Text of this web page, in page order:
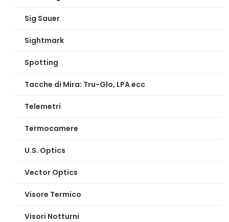
Sig Sauer
Sightmark
Spotting
Tacche di Mira: Tru-Glo, LPA ecc
Telemetri
Termocamere
U.S. Optics
Vector Optics
Visore Termico
Visori Notturni